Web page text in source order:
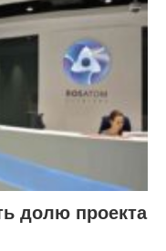
долю проекта